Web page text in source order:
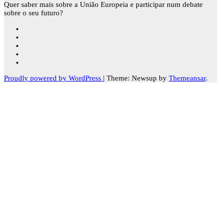
Quer saber mais sobre a União Europeia e participar num debate
sobre o seu futuro?
Proudly powered by WordPress | Theme: Newsup by Themeansar.